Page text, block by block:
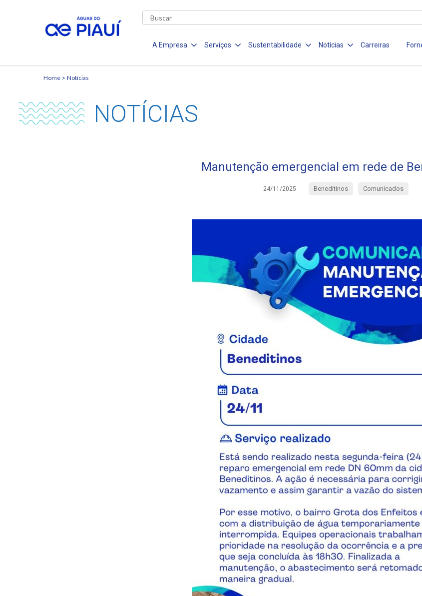
A Empresa Serviços Sustentabilidade Notícias Carreiras
Home Notícias
NOTÍCIAS
Manutenção emergencial em rede de
24/11/2025 Beneditinos Comunicados